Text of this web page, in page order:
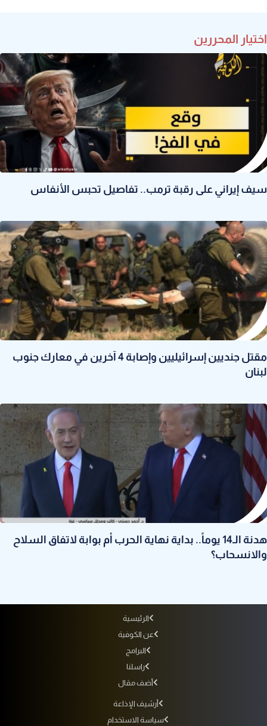
اختيار المحررين
سيف إيراني على رقبة ترمب.. تفاصيل تحبس الأنفاس
مقتل جنديين إسرائيليين وإصابة 4 آخرين في معارك جنوب
لبنان
هدنة الـ14 يوماً.. بداية نهاية الحرب أم بوابة لاتفاق السلاح
والانسحاب؟
الرئيسية
عن الكوفية
البرامج
راسلنا
أضف مقال
أرشيف الإذاعة
سياسة الاستخدام